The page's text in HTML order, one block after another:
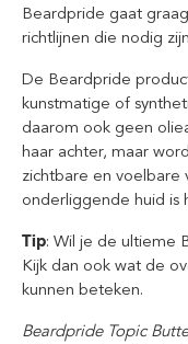
Beardpride gaat
richtlijnen die nodig
De Beardpride
kunstmatige of
daarom ook geen
haar achter, maar
zichtbare en voelbare
onderliggende huid is
Tip: Wil je de ultieme
Kijk dan ook wat de
kunnen beteken.
Beardpride Topic